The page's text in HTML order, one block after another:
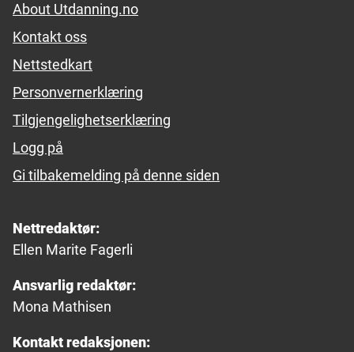
About Utdanning.no
Kontakt oss
Nettstedkart
Personvernerklæring
Tilgjengelighetserklæring
Logg på
Gi tilbakemelding på denne siden
Nettredaktør:
Ellen Marite Fagerli
Ansvarlig redaktør:
Mona Mathisen
Kontakt redaksjonen: